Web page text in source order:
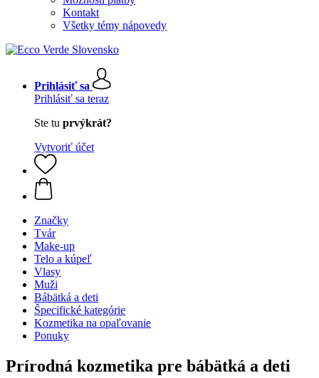
Kontakt
Všetky témy nápovedy
Prihlásiť sa
Prihlásiť sa teraz
Ste tu prvýkrát?
Vytvoriť účet
Značky
Tvár
Make-up
Telo a kúpeľ
Vlasy
Muži
Bábätká a deti
Špecifické kategórie
Kozmetika na opaľovanie
Ponuky
Prírodná kozmetika pre bábätká a deti